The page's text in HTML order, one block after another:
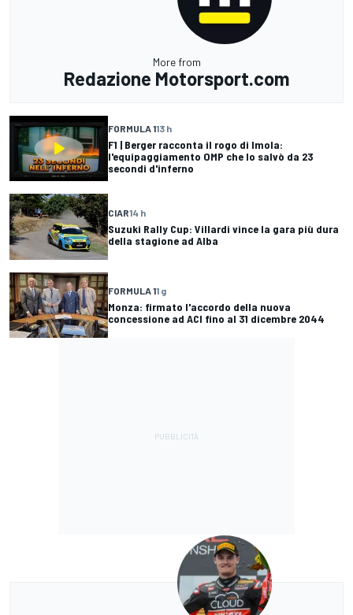
More from
Redazione Motorsport.com
FORMULA 113 h
F1 | Berger racconta il rogo di Imola:
l'equipaggiamento OMP che lo salvò da 23
secondi d'inferno
CIAR14 h
Suzuki Rally Cup: Villardi vince la gara più dura
della stagione ad Alba
FORMULA 11 g
Monza: firmato l'accordo della nuova
concessione ad ACI fino al 31 dicembre 2044